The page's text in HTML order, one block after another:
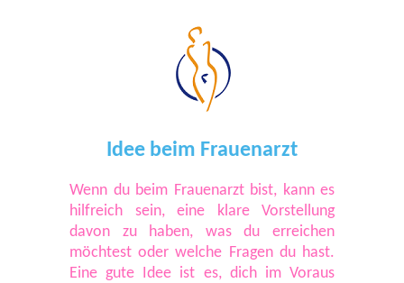
Idee beim Frauenarzt
Wenn du beim Frauenarzt bist, kann es
hilfreich sein, eine klare Vorstellung
davon zu haben, was du erreichen
möchtest oder welche Fragen du hast.
Eine gute Idee ist es, dich im Voraus